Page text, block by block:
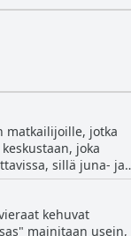
matkailijoille, jotka
joka
sillä juna- ja
muihin lähellä
esimerkiksi
kehuvat
mainitaan usein,